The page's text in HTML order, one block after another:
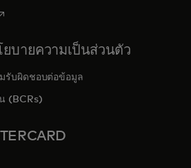
in a new tab
บายความเป็นส่วนตัว
รับผิดชอบต่อข้อมูล
(BCRs)
new tab